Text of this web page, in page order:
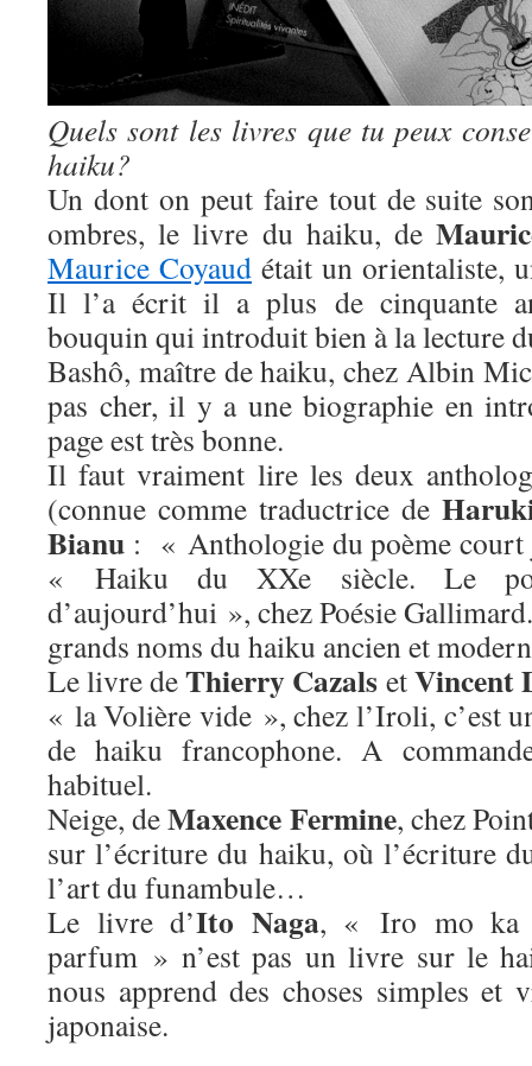
Quels sont les livres que tu peux
haiku?
Un dont on peut faire tout de suite
ombres, le livre du haiku, de
Maurice Coyaud était un orientaliste,
Il l’a écrit il a plus de cinquante
bouquin qui introduit bien à la lecture
Bashô, maître de haiku, chez Albin
pas cher, il y a une biographie en
page est très bonne.
Il faut vraiment lire les deux
(connue comme traductrice de
Bianu : « Anthologie du poème court
« Haiku du XXe siècle. Le
d’aujourd’hui », chez Poésie
grands noms du haiku ancien et
Le livre deThierry Cazals etVincent
« la Volière vide », chez l’Iroli, c’est
de haiku francophone. A
habituel.
Neige, deMaxence Fermine, chez
sur l’écriture du haiku, où l’écriture
l’art du funambule…
Le livre d’Ito Naga, « Iro mo ka
parfum » n’est pas un livre sur le
nous apprend des choses simples et
japonaise.